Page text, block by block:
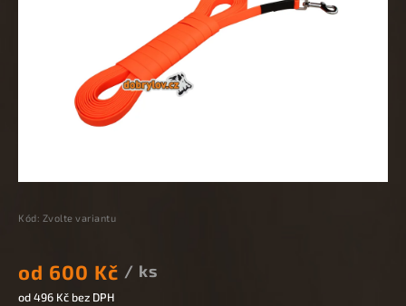
Kód: Zvolte variantu
od 600 Kč / ks
od496 Kč bez DPH